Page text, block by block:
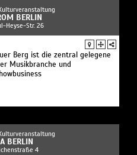
BERLIN
Heyse-Str. 26
Berg ist die zentral gelegene
Musikbranche und
BERLIN
4